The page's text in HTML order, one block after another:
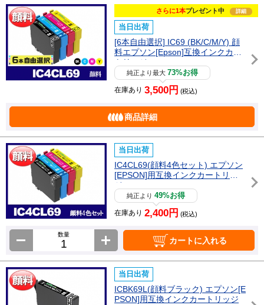
さらに1本プレゼント中 詳細
当日出荷
[6本自由選択] IC69 (BK/C/M/Y) 顔
料エプソン[Epson]互換インクカー
トリッジ
純正より最大73%お得
在庫あり 3,500円 (税込)
商品詳細
当日出荷
IC4CL69(顔料4色セット) エプソン
[EPSON]用互換インクカートリッ
ジ
純正より49%お得
在庫あり 2,400円 (税込)
数量
カートに入れる
当日出荷
ICBK69L(顔料ブラック) エプソン[E
PSON]用互換インクカートリッジ